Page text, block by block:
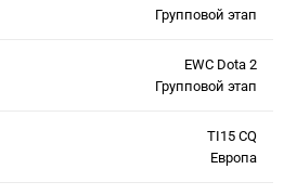
Групповой этап
EWC Dota 2
Групповой этап
TI15 CQ
Европа